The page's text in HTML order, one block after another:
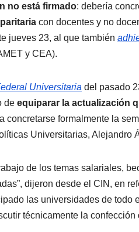
no está firmado: debería
paritaria con docentes y no
jueves 23, al que también
y CEA).
Universitaria del pasado
de equiparar la actualización
concretarse formalmente la
Universitarias, Alejandro
de los temas salariales,
dijeron desde el CIN, en
las universidades de todo
técnicamente la confección